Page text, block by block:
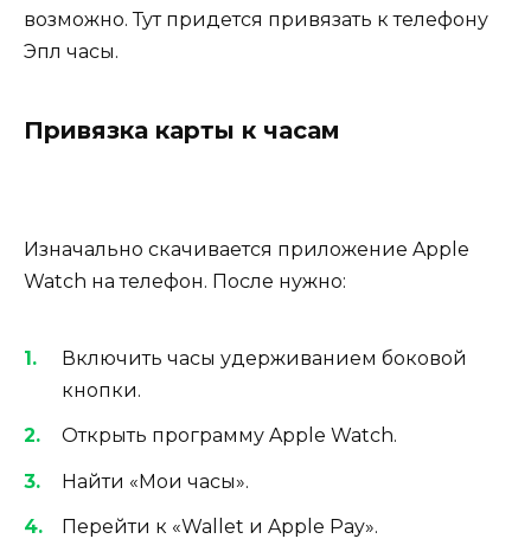
возможно. Тут придется привязать к телефону
Эпл часы.
Привязка карты к часам
Изначально скачивается приложение Apple
Watch на телефон. После нужно:
Включить часы удерживанием боковой
кнопки.
Открыть программу Apple Watch.
Найти «Мои часы».
Перейти к «Wallet и Apple Pay».